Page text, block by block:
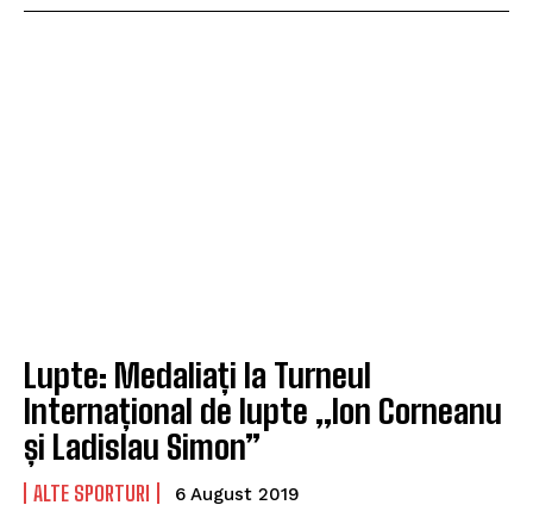
Lupte: Medaliați la Turneul
Internațional de lupte „Ion Corneanu
și Ladislau Simon”
ALTE SPORTURI 6 August 2019